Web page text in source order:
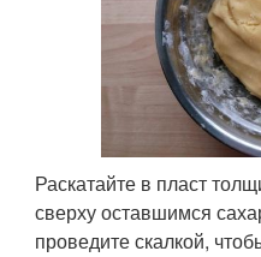
Раскатайте в пласт
сверху оставшимся
проведите скалкой,